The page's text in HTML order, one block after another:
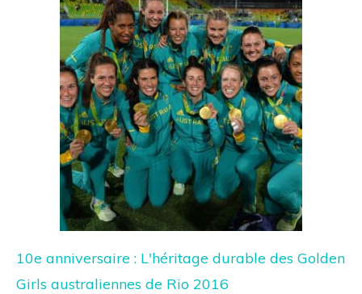
10e anniversaire : L'héritage durable des Golden
Girls australiennes de Rio 2016